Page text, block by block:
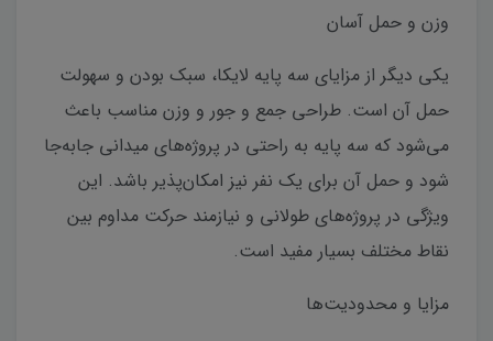
وزن و حمل آسان
یکی دیگر از مزایای سه پایه لایکا، سبک بودن و سهولت
حمل آن است. طراحی جمع و جور و وزن مناسب باعث
می‌شود که سه پایه به راحتی در پروژه‌های میدانی جابه‌جا
شود و حمل آن برای یک نفر نیز امکان‌پذیر باشد. این
ویژگی در پروژه‌های طولانی و نیازمند حرکت مداوم بین
نقاط مختلف بسیار مفید است.
مزایا و محدودیت‌ها